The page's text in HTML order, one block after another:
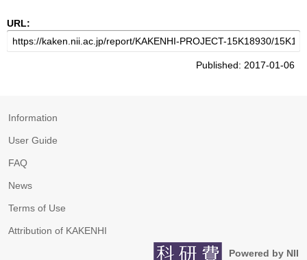
URL:
Published: 2017-01-06
Information
User Guide
FAQ
News
Terms of Use
Attribution of KAKENHI
Powered by NII